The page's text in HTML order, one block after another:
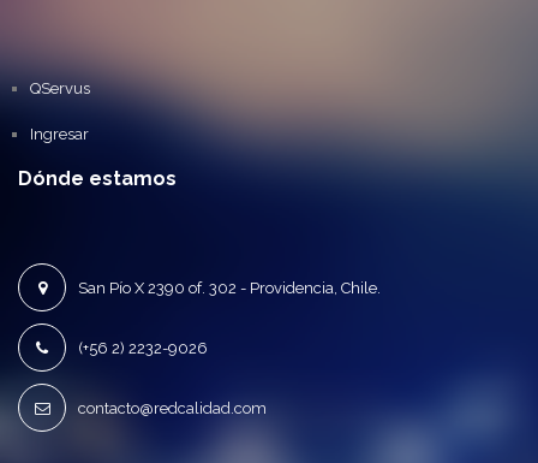
QServus
Ingresar
Dónde estamos
San Pío X 2390 of. 302 - Providencia, Chile.
(+56 2) 2232-9026
contacto@redcalidad.com